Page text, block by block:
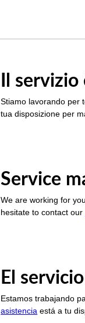
Il
Stiamo lavorando per
tua disposizione per
Service
We are working for
hesitate to contact our
El
Estamos trabajando
asistencia está a tu